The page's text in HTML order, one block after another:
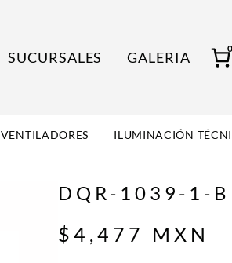
SUCURSALES GALERIA
0
VENTILADORES ILUMINACIÓN
DQR-1039-1-
$ 4,477 MXN